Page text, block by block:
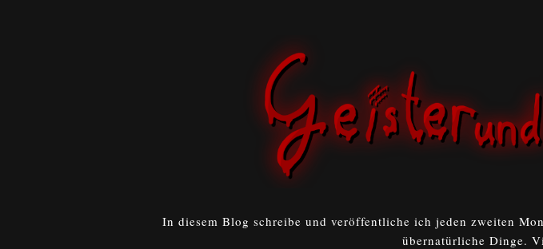
In diesem Blog schreibe und veröffentliche ich jeden zweiten
übernatürliche Dinge.